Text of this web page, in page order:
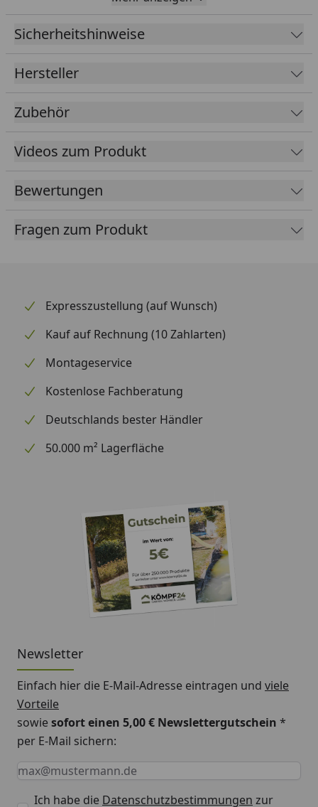
x Folienlänge
Kleber
Inklusive speziellen Klebern für
Lieferumfang
EPDM Folie 1,14 mm ausreichend
umlaufende Blendenabdeckung
Optional
erhältlich
(siehe Reiter
"Zubehör")
Blendenabdeckungen (aus
Aluminium + Spezialschrauben)
Für eine optimale Abdichtung
des Daches an den
Verwendung
andere Form der Abdeckung (z.
B. Holzlatte) möglich
Professioneller Montageservice
zum Festpreis erhältlich
(nur bei gleichzeitiger Montage
Montageanleitung EPDM Dachfolie
Sicherheitshinweise
Hersteller
Zubehör
Videos zum Produkt
Bewertungen
Fragen zum Produkt
Expresszustellung (auf Wunsch)
Kauf auf Rechnung (10 Zahlarten)
Montageservice
Kostenlose Fachberatung
Deutschlands bester Händler
50.000 m² Lagerfläche
Newsletter
Einfach hier die E-Mail-Adresse eintragen und viele
Vorteile
sowiesofort einen 5,00 € Newslettergutschein *
per E-Mail sichern:
Keine Eingabe erforderlich
Eingabe erforderlich
E-Mail *
Ich habe die Datenschutzbestimmungen zur